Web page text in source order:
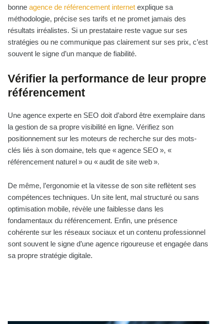
bonne agence de référencement internet explique sa
méthodologie, précise ses tarifs et ne promet jamais des
résultats irréalistes. Si un prestataire reste vague sur ses
stratégies ou ne communique pas clairement sur ses prix, c’est
souvent le signe d’un manque de fiabilité.
Vérifier la performance de leur propre
référencement
Une agence experte en SEO doit d’abord être exemplaire dans
la gestion de sa propre visibilité en ligne. Vérifiez son
positionnement sur les moteurs de recherche sur des mots-
clés liés à son domaine, tels que « agence SEO », «
référencement naturel » ou « audit de site web ».
De même, l’ergonomie et la vitesse de son site reflètent ses
compétences techniques. Un site lent, mal structuré ou sans
optimisation mobile, révèle une faiblesse dans les
fondamentaux du référencement. Enfin, une présence
cohérente sur les réseaux sociaux et un contenu professionnel
sont souvent le signe d’une agence rigoureuse et engagée dans
sa propre stratégie digitale.